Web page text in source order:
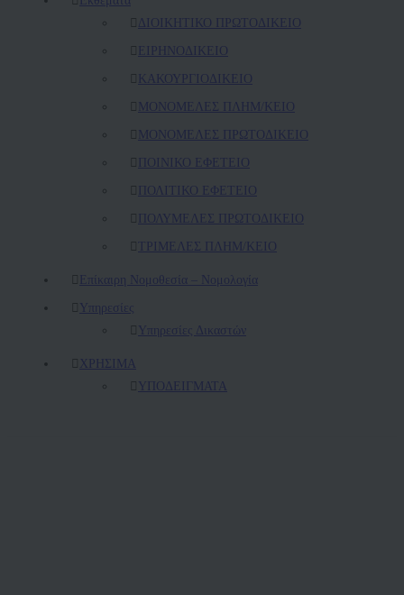
ΔΙΟΙΚΗΤΙΚΟ ΠΡΩΤΟΔΙΚΕΙΟ
ΕΙΡΗΝΟΔΙΚΕΙΟ
ΚAΚΟΥΡΓΙΟΔΙΚΕΙΟ
ΜΟΝΟΜΕΛΕΣ ΠΛΗΜ/ΚΕΙΟ
ΜΟΝΟΜΕΛΕΣ ΠΡΩΤΟΔΙΚΕΙΟ
ΠΟΙΝΙΚΟ ΕΦΕΤΕΙΟ
ΠΟΛΙΤΙΚΟ ΕΦΕΤΕΙΟ
ΠΟΛΥΜΕΛΕΣ ΠΡΩΤΟΔΙΚΕΙΟ
ΤΡΙΜΕΛΕΣ ΠΛΗΜ/ΚΕΙΟ
Επίκαιρη Νομοθεσία – Νομολογία
Υπηρεσίες
Υπηρεσίες Δικαστών
ΧΡΗΣΙΜΑ
ΥΠΟΔΕΙΓΜΑΤΑ